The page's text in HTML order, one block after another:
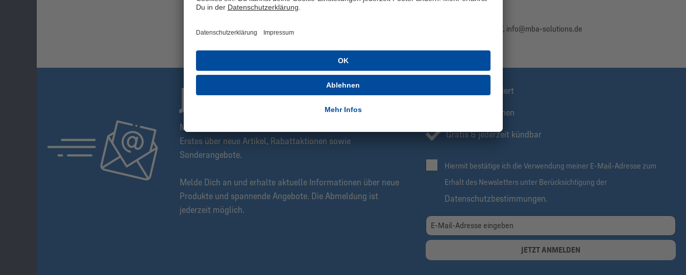
gleichzeitig Deine Vereinszugehörigkeit mit Stolz und Style!
Herstellerangaben: MBA-SOLUTIONS GmbH, Gierlichsstraße 26, 53840 Troisdorf, info@mba-solutions.de
JETZT ANMELDEN!
Mit dem S04-Newsletter informieren wir Dich immer als
Erstes über neue Artikel, Rabattaktionen sowie
Sonderangebote.
Melde Dich an und erhalte aktuelle Informationen über neue
Produkte und spannende Angebote. Die Abmeldung ist
jederzeit möglich.
Bestens informiert
Exklusive Aktionen
Gratis & jederzeit kündbar
Hiermit bestätige ich die Verwendung meiner E-Mail-Adresse zum
Erhalt des Newsletters unter Berücksichtigung der
Datenschutzbestimmungen.
JETZT ANMELDEN